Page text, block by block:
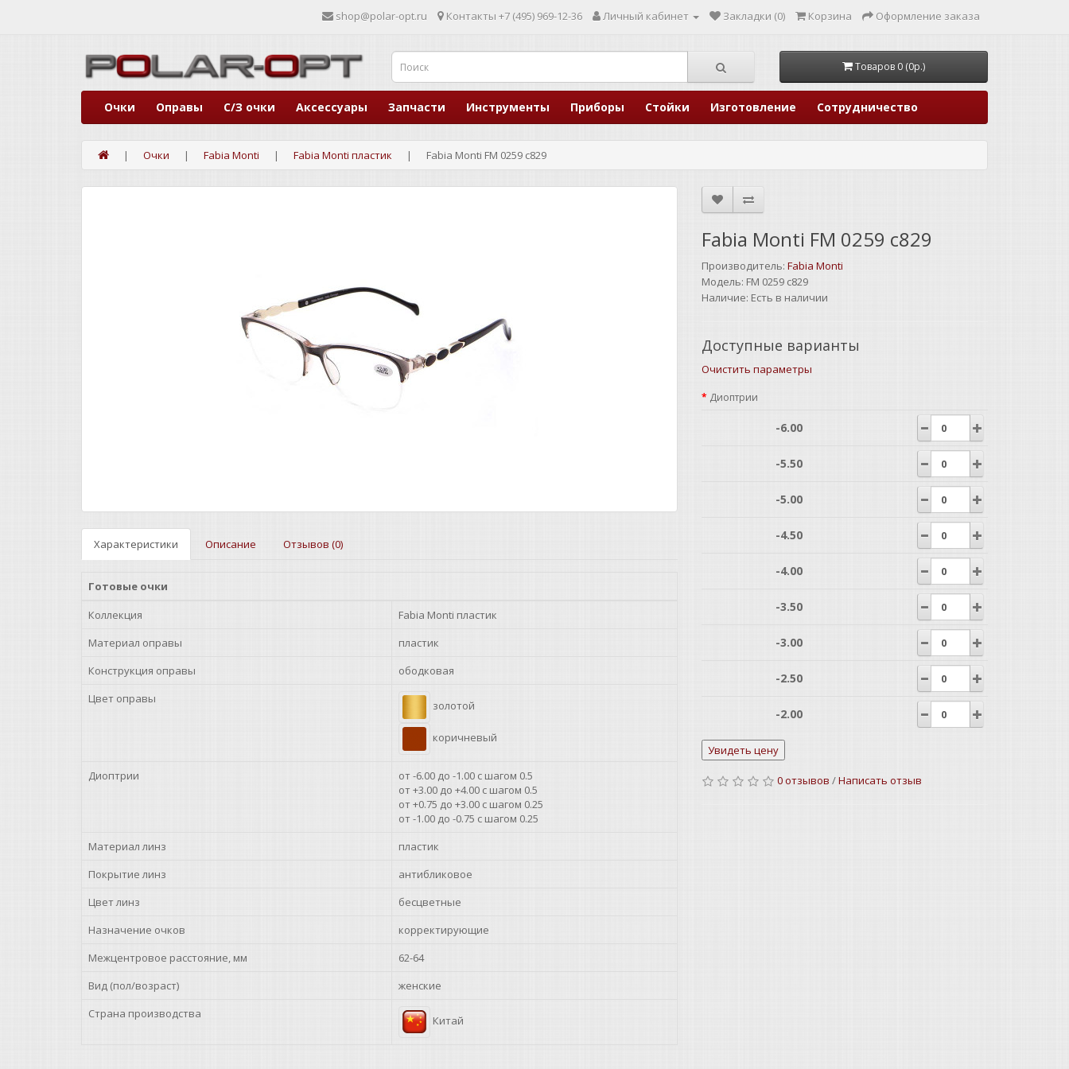
shop@polar-opt.ru Контакты +7 (495) 969-12-36 Личный кабинет Закладки (0) Корзина Оформление заказа
Товаров 0 (0р.)
Очки Оправы С/З очки Аксессуары Запчасти Инструменты Приборы Стойки Изготовление Сотрудничество
Очки Fabia Monti Fabia Monti пластик Fabia Monti FM 0259 с829
Характеристики Описание Отзывов (0)
Готовые очки
Коллекция
Fabia Monti пластик
Материал оправы
пластик
Конструкция оправы
ободковая
Цвет оправы
золотой
коричневый
Диоптрии
от -6.00 до -1.00 с шагом 0.5
от +3.00 до +4.00 с шагом 0.5
от +0.75 до +3.00 с шагом 0.25
от -1.00 до -0.75 с шагом 0.25
Материал линз
пластик
Покрытие линз
антибликовое
Цвет линз
бесцветные
Назначение очков
корректирующие
Межцентровое расстояние, мм
62-64
Вид (пол/возраст)
женские
Страна производства
Китай
Fabia Monti FM 0259 с829
Производитель: Fabia Monti
Модель: FM 0259 с829
Наличие: Есть в наличии
Доступные варианты
Очистить параметры
Диоптрии
-6.00
-5.50
-5.00
-4.50
-4.00
-3.50
-3.00
-2.50
-2.00
-1.50
-1.00
0 отзывов /Написать отзыв